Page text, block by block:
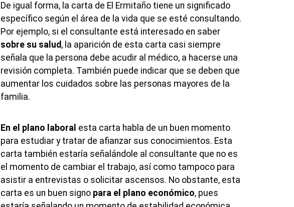
De igual forma, la carta de El Ermitaño tiene un significado
específico según el área de la vida que se esté consultando.
Por ejemplo, si el consultante está interesado en saber
sobre su salud, la aparición de esta carta casi siempre
señala que la persona debe acudir al médico, a hacerse una
revisión completa. También puede indicar que se deben que
aumentar los cuidados sobre las personas mayores de la
familia.
En el plano laboral esta carta habla de un buen momento
para estudiar y tratar de afianzar sus conocimientos. Esta
carta también estaría señalándole al consultante que no es
el momento de cambiar el trabajo, así como tampoco para
asistir a entrevistas o solicitar ascensos. No obstante, esta
carta es un buen signo para el plano económico, pues